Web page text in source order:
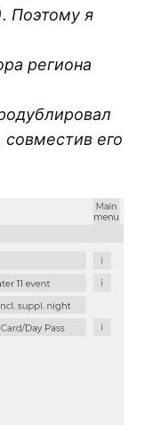
Поэтому я
региона
совместив его